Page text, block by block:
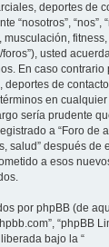
deportes de
“nosotros”, “nos”,
fitness,
usted
En caso contrario
deportes de
en
sería prudente
a “Foro de
salud” después de
a esos
por phpBB (de
“phpBB
bajo la “